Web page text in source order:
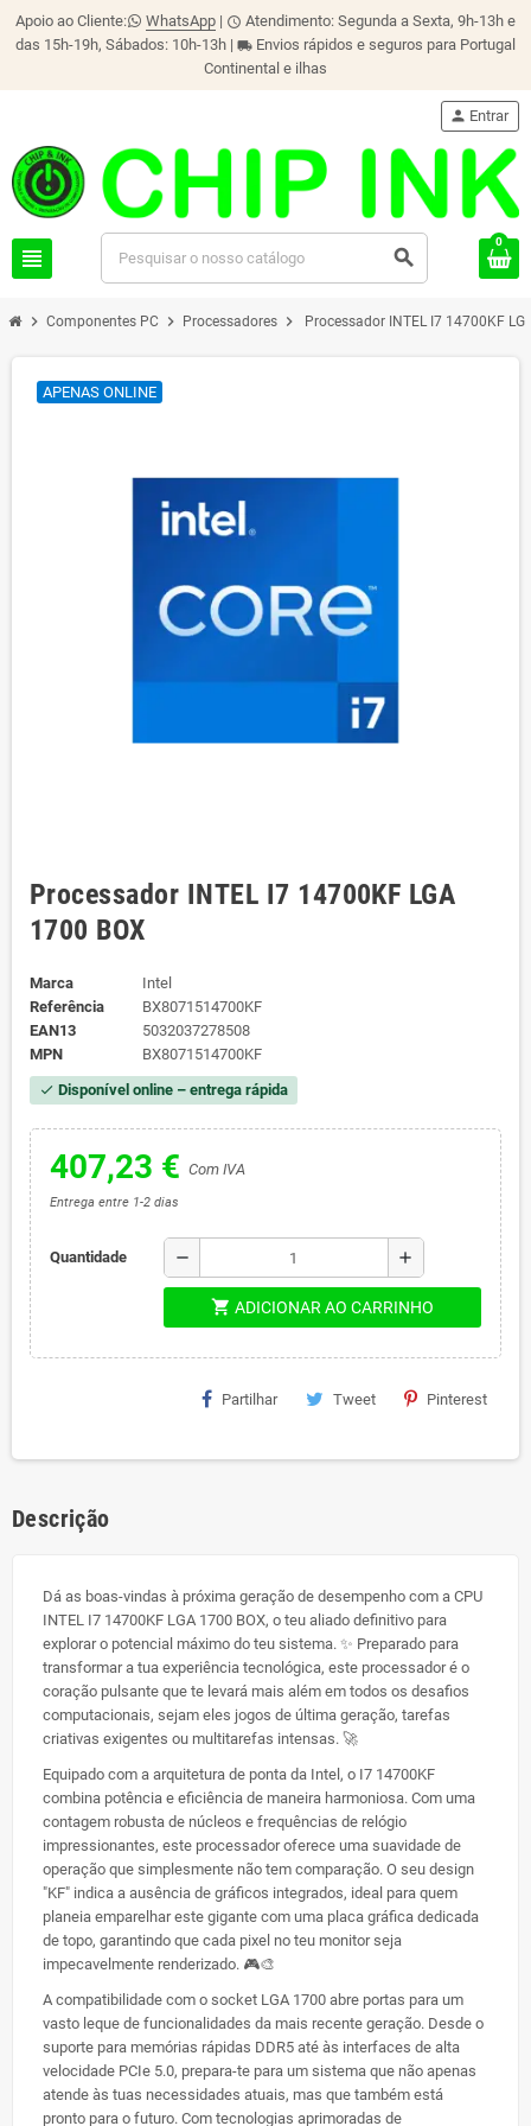
Apoio ao Cliente: WhatsApp | schedule Atendimento: Segunda a Sexta, 9h-13h e
das 15h-19h, Sábados: 10h-13h | local_shipping Envios rápidos e seguros para Portugal
Continental e ilhas
view_headline search
person Entrar
0
chevron_right Componentes PC chevron_right Processadores chevron_right Processador INTEL I7 14700KF
APENAS ONLINE
Processador INTEL I7 14700KF LGA
1700 BOX
Marca
Intel
Referência
BX8071514700KF
EAN13
5032037278508
MPN
BX8071514700KF
check Disponível online – entrega rápida
407,23 € Com IVA
Entrega entre 1-2 dias
Quantidade remove add
shopping_cart ADICIONAR AO CARRINHO
Partilhar Tweet Pinterest
Descrição
Dá as boas-vindas à próxima geração de desempenho com a CPU
INTEL I7 14700KF LGA 1700 BOX, o teu aliado definitivo para
explorar o potencial máximo do teu sistema. ✨ Preparado para
transformar a tua experiência tecnológica, este processador é o
coração pulsante que te levará mais além em todos os desafios
computacionais, sejam eles jogos de última geração, tarefas
criativas exigentes ou multitarefas intensas. 🚀
Equipado com a arquitetura de ponta da Intel, o I7 14700KF
combina potência e eficiência de maneira harmoniosa. Com uma
contagem robusta de núcleos e frequências de relógio
impressionantes, este processador oferece uma suavidade de
operação que simplesmente não tem comparação. O seu design
"KF" indica a ausência de gráficos integrados, ideal para quem
planeia emparelhar este gigante com uma placa gráfica dedicada
de topo, garantindo que cada pixel no teu monitor seja
impecavelmente renderizado. 🎮🎨
A compatibilidade com o socket LGA 1700 abre portas para um
vasto leque de funcionalidades da mais recente geração. Desde o
suporte para memórias rápidas DDR5 até às interfaces de alta
velocidade PCIe 5.0, prepara-te para um sistema que não apenas
atende às tuas necessidades atuais, mas que também está
pronto para o futuro. Com tecnologias aprimoradas de